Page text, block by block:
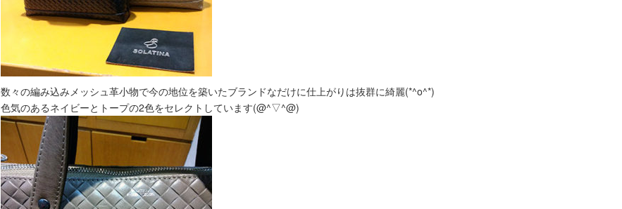
数々の編み込みメッシュ革小物で今の地位を築いたブランドなだけに仕上がりは抜群に綺麗(*^o^*)
色気のあるネイビーとトープの2色をセレクトしています(@^▽^@)